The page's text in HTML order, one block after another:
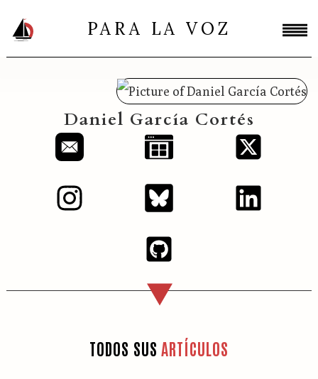
PARA LA VOZ
Daniel García Cortés
TODOS SUS ARTÍCULOS